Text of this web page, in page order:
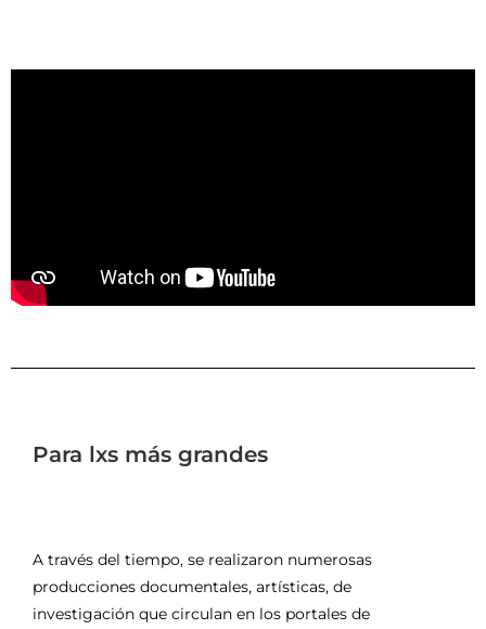
Para lxs más grandes
A través del tiempo, se realizaron numerosas
producciones documentales, artísticas, de
investigación que circulan en los portales de